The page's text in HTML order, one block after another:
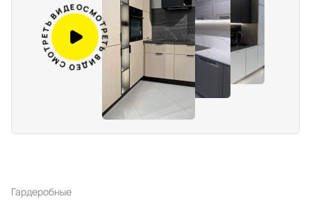
Портфолио проектов
Найдите своё
С
М
О
Т
Р
Е
Т
Ь
В
И
Д
Е
О
С
М
О
Т
РЕ
ТЬВИДЕО
Гардеробные